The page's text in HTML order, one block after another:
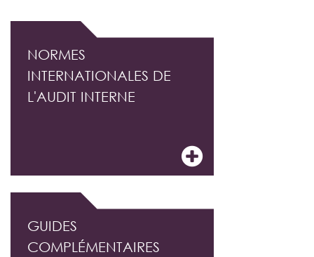
NORMES
INTERNATIONALES DE
L'AUDIT INTERNE
GUIDES
COMPLÉMENTAIRES